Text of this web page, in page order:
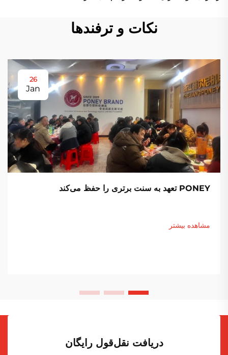
نکات و ترفندها
26
Jan
PONEY تعهد به سنت برتری را حفظ می‌کند
مشاهده بیشتر
دریافت نقل‌قول رایگان